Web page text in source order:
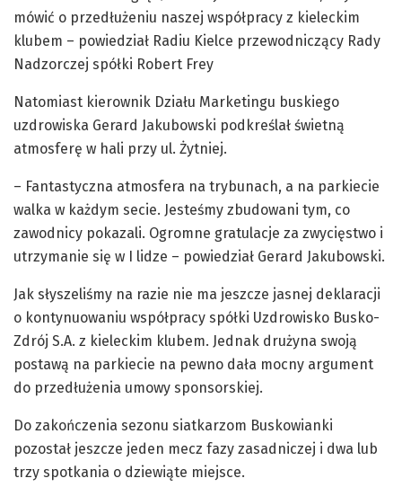
mówić o przedłużeniu naszej współpracy z kieleckim
klubem – powiedział Radiu Kielce przewodniczący Rady
Nadzorczej spółki Robert Frey
Natomiast kierownik Działu Marketingu buskiego
uzdrowiska Gerard Jakubowski podkreślał świetną
atmosferę w hali przy ul. Żytniej.
– Fantastyczna atmosfera na trybunach, a na parkiecie
walka w każdym secie. Jesteśmy zbudowani tym, co
zawodnicy pokazali. Ogromne gratulacje za zwycięstwo i
utrzymanie się w I lidze – powiedział Gerard Jakubowski.
Jak słyszeliśmy na razie nie ma jeszcze jasnej deklaracji
o kontynuowaniu współpracy spółki Uzdrowisko Busko-
Zdrój S.A. z kieleckim klubem. Jednak drużyna swoją
postawą na parkiecie na pewno dała mocny argument
do przedłużenia umowy sponsorskiej.
Do zakończenia sezonu siatkarzom Buskowianki
pozostał jeszcze jeden mecz fazy zasadniczej i dwa lub
trzy spotkania o dziewiąte miejsce.